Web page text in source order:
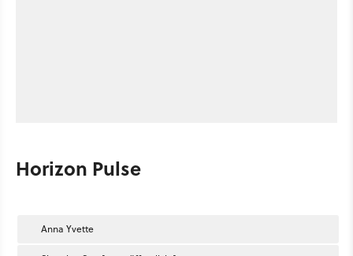
Horizon Pulse
Anna Yvette